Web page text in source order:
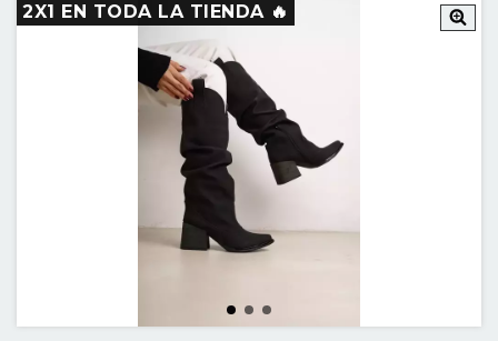
2X1 EN TODA LA TIENDA 🔥